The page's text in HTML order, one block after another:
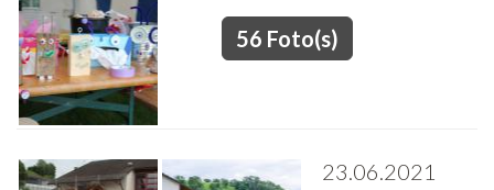
56 Foto(s)
23.06.2021